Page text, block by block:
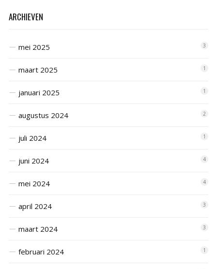
ARCHIEVEN
mei 2025 3
maart 2025 1
januari 2025 1
augustus 2024 2
juli 2024 1
juni 2024 4
mei 2024 4
april 2024 3
maart 2024 3
februari 2024 1